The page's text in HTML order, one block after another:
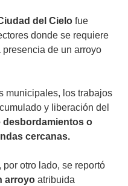
del Cielo fue
donde se requiere
de un arroyo
municipales, los trabajos
y liberación del
desbordamientos o
cercanas.
, por otro lado, se reportó
arroyo atribuida